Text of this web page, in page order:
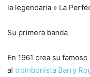
la legendaria » La
Su primera banda
En 1961 crea su
al trombonista Barry